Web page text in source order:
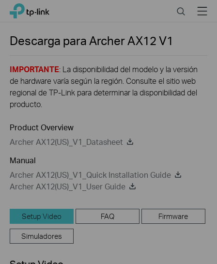
Click
navigation
TP-Link, Reliably Smart SearchMenu
Descarga paraArcher AX12V1
IMPORTANTE: La disponibilidad del modelo y la versión
de hardware varía según la región. Consulte el sitio web
regional de TP-Link para determinar la disponibilidad del
producto.
Product Overview
Archer AX12(US)_V1_Datasheet
Manual
Archer AX12(US)_V1_Quick Installation Guide
Archer AX12(US)_V1_User Guide
Setup Video FAQ Firmware
Simuladores